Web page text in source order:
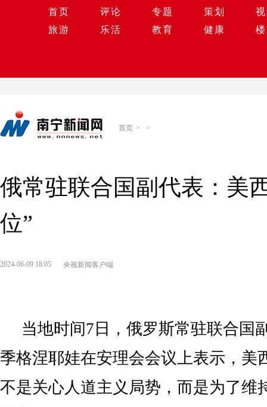
首页 评论 专题 策划
旅游
乐活 教育 健康
首页 > >
俄常驻联合国副代表：美
位”
2024-06-09 18:05 央视新闻客户端
当地时间7日，俄罗斯常驻联合国
季格涅耶娃在安理会会议上表示，美
不是关心人道主义局势，而是为了维